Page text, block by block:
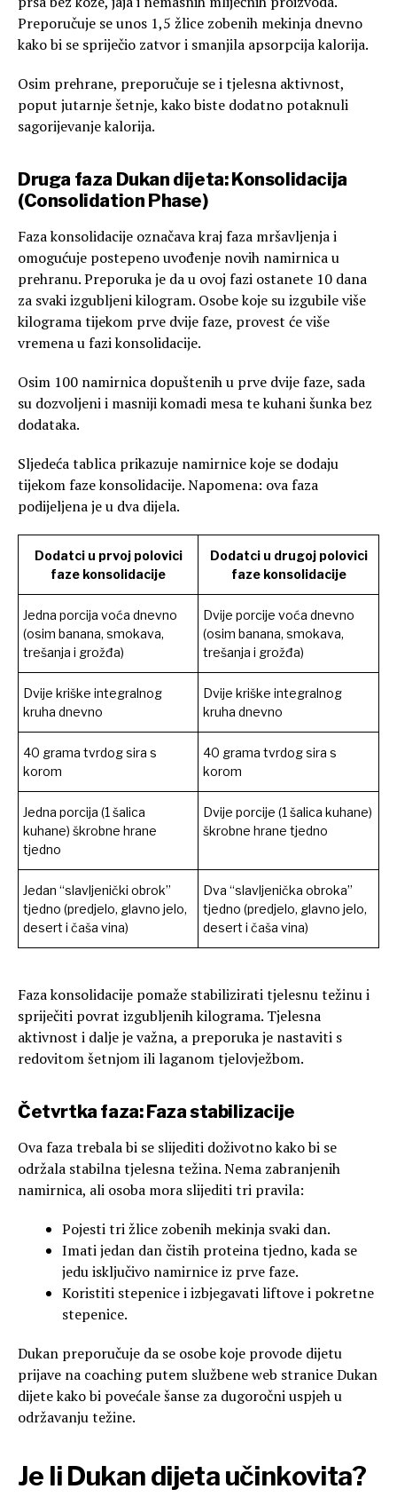
Preporučuje se unos 1,5 žlice zobenih mekinja dnevno
kako bi se spriječio zatvor i smanjila apsorpcija kalorija.
Osim prehrane, preporučuje se i tjelesna aktivnost,
poput jutarnje šetnje, kako biste dodatno potaknuli
sagorijevanje kalorija.
Druga faza Dukan dijeta: Konsolidacija
(Consolidation Phase)
Faza konsolidacije označava kraj faza mršavljenja i
omogućuje postepeno uvođenje novih namirnica u
prehranu. Preporuka je da u ovoj fazi ostanete 10 dana
za svaki izgubljeni kilogram. Osobe koje su izgubile više
kilograma tijekom prve dvije faze, provest će više
vremena u fazi konsolidacije.
Osim 100 namirnica dopuštenih u prve dvije faze, sada
su dozvoljeni i masniji komadi mesa te kuhani šunka bez
dodataka.
Sljedeća tablica prikazuje namirnice koje se dodaju
tijekom faze konsolidacije. Napomena: ova faza
podijeljena je u dva dijela.
Dodatci u prvoj polovici
faze konsolidacije
Dodatci u drugoj polovici
faze konsolidacije
Jedna porcija voća dnevno
(osim banana, smokava,
trešanja i grožđa)
Dvije porcije voća dnevno
(osim banana, smokava,
trešanja i grožđa)
Dvije kriške integralnog
kruha dnevno
Dvije kriške integralnog
kruha dnevno
40 grama tvrdog sira s
korom
40 grama tvrdog sira s
korom
Jedna porcija (1 šalica
kuhane) škrobne hrane
tjedno
Dvije porcije (1 šalica kuhane)
škrobne hrane tjedno
Jedan “slavljenički obrok”
tjedno (predjelo, glavno jelo,
desert i čaša vina)
Dva “slavljenička obroka”
tjedno (predjelo, glavno jelo,
desert i čaša vina)
Faza konsolidacije pomaže stabilizirati tjelesnu težinu i
spriječiti povrat izgubljenih kilograma. Tjelesna
aktivnost i dalje je važna, a preporuka je nastaviti s
redovitom šetnjom ili laganom tjelovježbom.
Četvrtka faza: Faza stabilizacije
Ova faza trebala bi se slijediti doživotno kako bi se
održala stabilna tjelesna težina. Nema zabranjenih
namirnica, ali osoba mora slijediti tri pravila:
Pojesti tri žlice zobenih mekinja svaki dan.
Imati jedan dan čistih proteina tjedno, kada se
jedu isključivo namirnice iz prve faze.
Koristiti stepenice i izbjegavati liftove i pokretne
stepenice.
Dukan preporučuje da se osobe koje provode dijetu
prijave na coaching putem službene web stranice Dukan
dijete kako bi povećale šanse za dugoročni uspjeh u
održavanju težine.
Je li Dukan dijeta učinkovita?